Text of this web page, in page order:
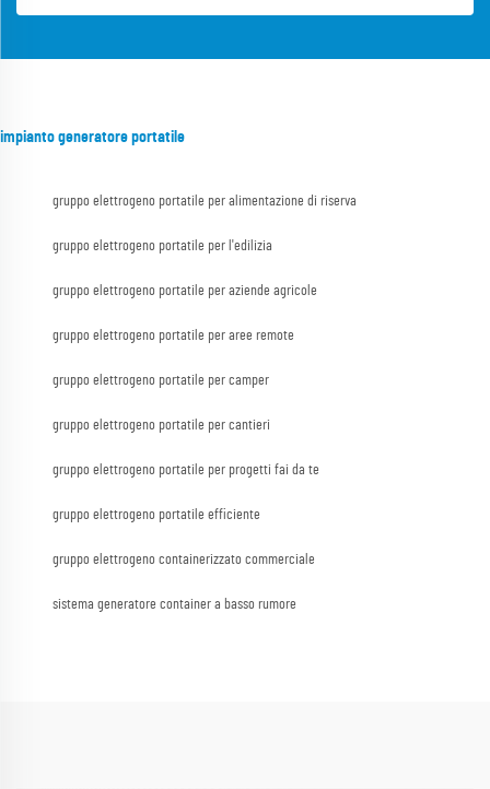
impianto generatore portatile
gruppo elettrogeno portatile per alimentazione di riserva
gruppo elettrogeno portatile per l'edilizia
gruppo elettrogeno portatile per aziende agricole
gruppo elettrogeno portatile per aree remote
gruppo elettrogeno portatile per camper
gruppo elettrogeno portatile per cantieri
gruppo elettrogeno portatile per progetti fai da te
gruppo elettrogeno portatile efficiente
gruppo elettrogeno containerizzato commerciale
sistema generatore container a basso rumore